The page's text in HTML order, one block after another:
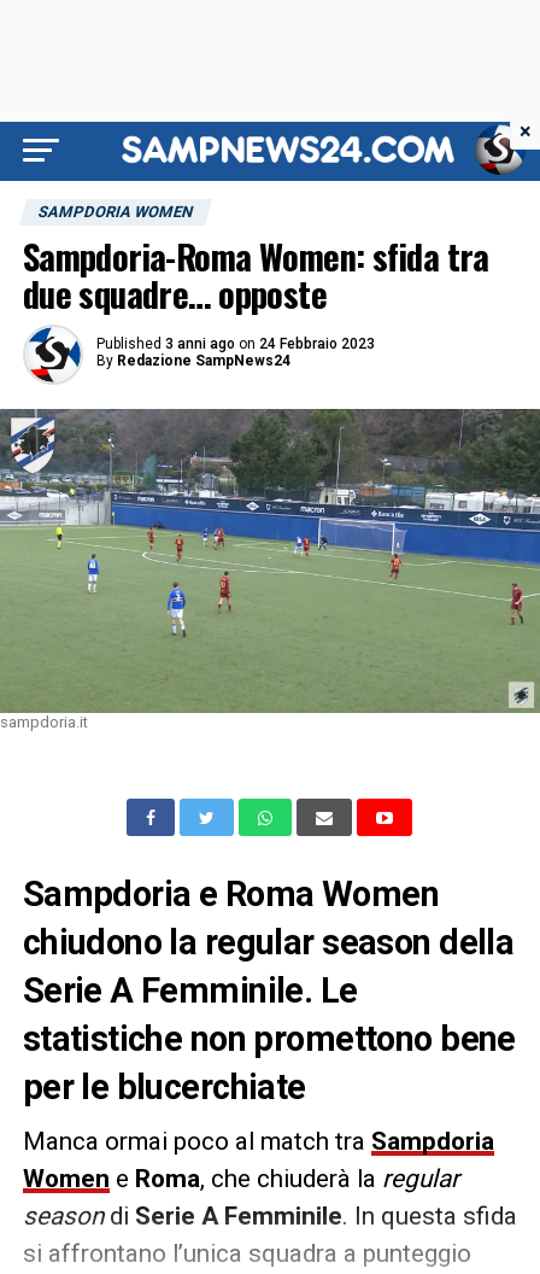
SAMPDORIA WOMEN
Sampdoria-Roma Women: sfida tra
due squadre… opposte
Published 3 anni ago on 24 Febbraio 2023
By Redazione SampNews24
sampdoria.it
Sampdoria e Roma Women
chiudono la regular season della
Serie A Femminile. Le
statistiche non promettono bene
per le blucerchiate
Manca ormai poco al match tra Sampdoria
Women e Roma, che chiuderà la regular
season di Serie A Femminile. In questa sfida
si affrontano l’unica squadra a punteggio
×